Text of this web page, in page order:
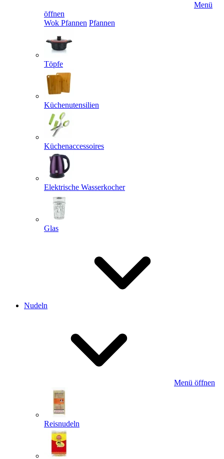
Menü
öffnen
Wok Pfannen Pfannen
Töpfe
Küchenutensilien
Küchenaccessoires
Elektrische Wasserkocher
Glas
Nudeln
Menü öffnen
Reisnudeln